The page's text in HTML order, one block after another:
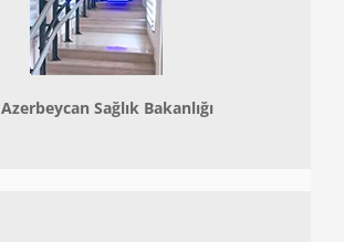
Azerbeycan Sağlık Bakanlığı